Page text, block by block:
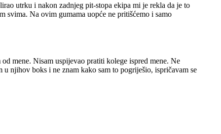
utrku i nakon zadnjeg pit-stopa ekipa mi je rekla da je to
svima. Na ovim gumama uopće ne pritišćemo i samo
mene. Nisam uspijevao pratiti kolege ispred mene. Ne
njihov boks i ne znam kako sam to pogriješio, ispričavam se